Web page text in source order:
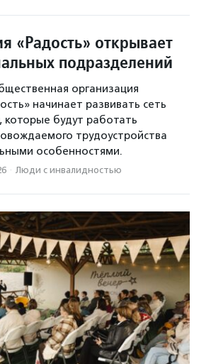
«Радость» открывает
подразделений
организация
начинает развивать сеть
которые будут работать
трудоустройства
особенностями.
· Люди с инвалидностью